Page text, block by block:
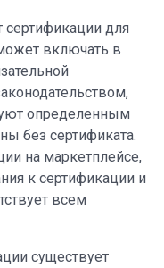
сертификации для
включать в
определенным
без сертификата.
на маркетплейсе,
к сертификации и
всем
существует